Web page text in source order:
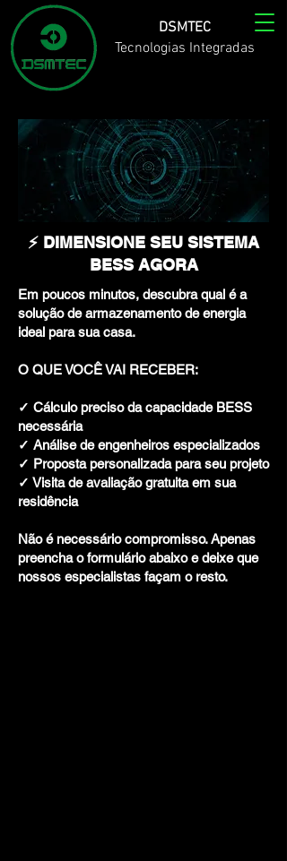
DSMTEC
Tecnologias Integradas
⚡ DIMENSIONE SEU SISTEMA
BESS AGORA
Em poucos minutos, descubra qual é a
solução de armazenamento de energia
ideal para sua casa.
O QUE VOCÊ VAI RECEBER:
✓ Cálculo preciso da capacidade BESS
necessária
✓ Análise de engenheiros especializados
✓ Proposta personalizada para seu projeto
✓ Visita de avaliação gratuita em sua
residência
Não é necessário compromisso. Apenas
preencha o formulário abaixo e deixe que
nossos especialistas façam o resto.